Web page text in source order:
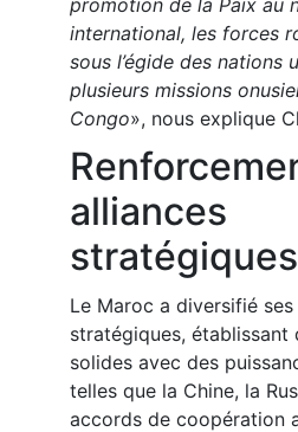
international, les forces
sous l’égide des nations
plusieurs missions
Congo», nous explique
alliances
stratégiques
Le Maroc a diversifié
stratégiques, établissant
solides avec des
telles que la Chine, la
accords de coopération